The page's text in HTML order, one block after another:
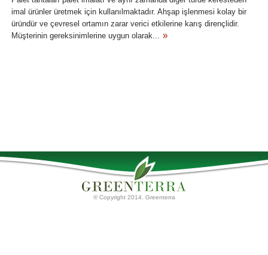
imal ürünler üretmek için kullanılmaktadır. Ahşap işlenmesi kolay bir
üründür ve çevresel ortamın zarar verici etkilerine karış dirençlidir.
Müşterinin gereksinimlerine uygun olarak...
© Copyright 2014. Greenterra